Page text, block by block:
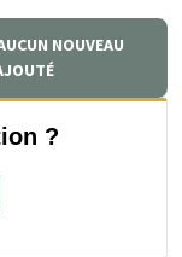
NOUVEAU
?